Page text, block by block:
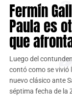
Fermín
Paula es
que
Luego del
contó como se vivió
nuevo clásico ante
séptima fecha de la